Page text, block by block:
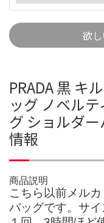
欲
PRADA 黒 キ
ッグ ノベルテ
グ ショルダ
情報
商品説明
こちら以前メル
バッグです。サイ